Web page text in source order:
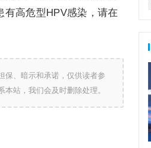
高危型HPV感染，请在
保、暗示和承诺，仅供读者参
站，我们会及时删除处理。